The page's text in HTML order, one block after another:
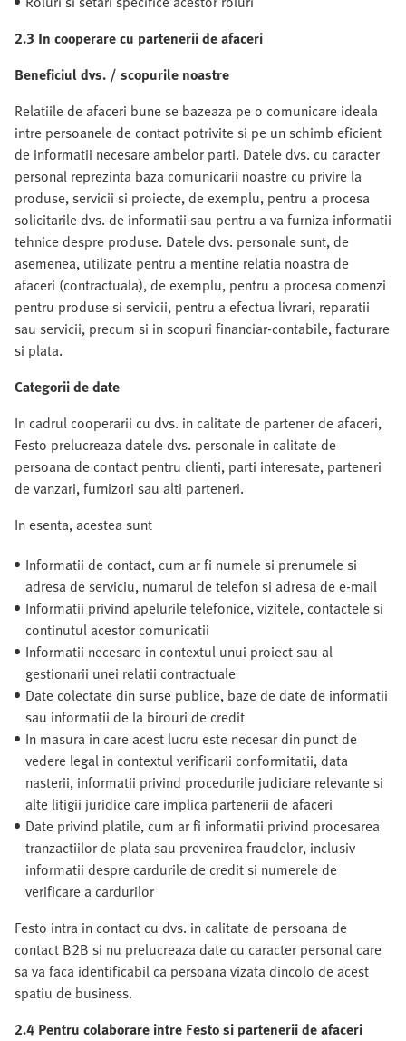
2.3 In cooperare cu partenerii de afaceri
Beneficiul dvs. / scopurile noastre
Relatiile de afaceri bune se bazeaza pe o comunicare ideala
intre persoanele de contact potrivite si pe un schimb eficient
de informatii necesare ambelor parti. Datele dvs. cu caracter
personal reprezinta baza comunicarii noastre cu privire la
produse, servicii si proiecte, de exemplu, pentru a procesa
solicitarile dvs. de informatii sau pentru a va furniza informatii
tehnice despre produse. Datele dvs. personale sunt, de
asemenea, utilizate pentru a mentine relatia noastra de
afaceri (contractuala), de exemplu, pentru a procesa comenzi
pentru produse si servicii, pentru a efectua livrari, reparatii
sau servicii, precum si in scopuri financiar-contabile, facturare
si plata.
Categorii de date
In cadrul cooperarii cu dvs. in calitate de partener de afaceri,
Festo prelucreaza datele dvs. personale in calitate de
persoana de contact pentru clienti, parti interesate, parteneri
de vanzari, furnizori sau alti parteneri.
In esenta, acestea sunt
Informatii de contact, cum ar fi numele si prenumele si
adresa de serviciu, numarul de telefon si adresa de e-mail
Informatii privind apelurile telefonice, vizitele, contactele si
continutul acestor comunicatii
Informatii necesare in contextul unui proiect sau al
gestionarii unei relatii contractuale
Date colectate din surse publice, baze de date de informatii
sau informatii de la birouri de credit
In masura in care acest lucru este necesar din punct de
vedere legal in contextul verificarii conformitatii, data
nasterii, informatii privind procedurile judiciare relevante si
alte litigii juridice care implica partenerii de afaceri
Date privind platile, cum ar fi informatii privind procesarea
tranzactiilor de plata sau prevenirea fraudelor, inclusiv
informatii despre cardurile de credit si numerele de
verificare a cardurilor
Festo intra in contact cu dvs. in calitate de persoana de
contact B2B si nu prelucreaza date cu caracter personal care
sa va faca identificabil ca persoana vizata dincolo de acest
spatiu de business.
2.4 Pentru colaborare intre Festo si partenerii de afaceri